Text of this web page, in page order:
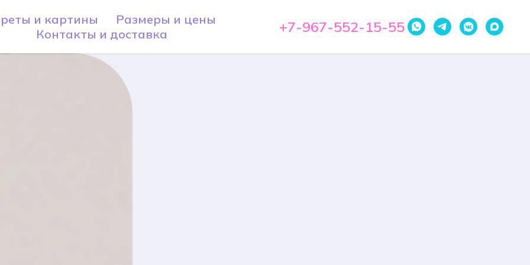
и картины
Размеры и цены
Контакты и доставка
+7-967-552-15-55